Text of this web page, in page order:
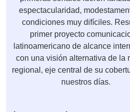
espectacularidad,
condiciones muy difíciles.
primer proyecto
latinoamericano de alcance
con una visión alternativa de la
regional, eje central de su
nuestros días.